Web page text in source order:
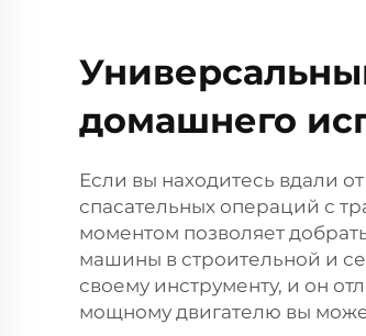
домашнего
Если вы находитесь вдали
спасательных операций с
моментом позволяет
машины в строительной и
своему инструменту, и он
мощному двигателю вы